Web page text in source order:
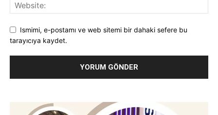
Ismimi, e-postamı ve web sitemi bir dahaki sefere bu
tarayıcıya kaydet.